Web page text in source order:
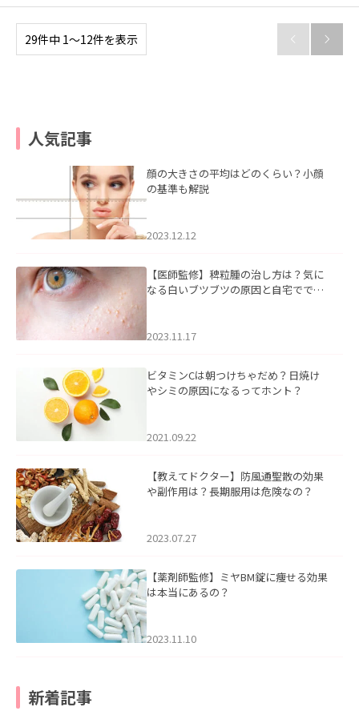
29件中 1〜12件を表示  
人気記事
顔の大きさの平均はどのくらい？小顔
の基準も解説
2023.12.12
【医師監修】稗粒腫の治し方は？気に
なる白いブツブツの原因と自宅ででき
2023.11.17
ビタミンCは朝つけちゃだめ？日焼け
やシミの原因になるってホント？
2021.09.22
【教えてドクター】防風通聖散の効果
や副作用は？長期服用は危険なの？
2023.07.27
【薬剤師監修】ミヤBM錠に痩せる効果
は本当にあるの？
2023.11.10
新着記事